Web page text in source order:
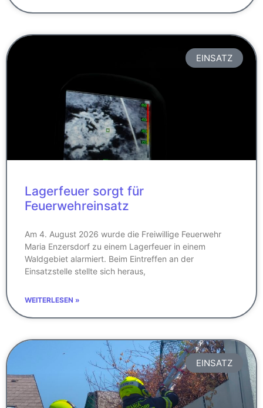
EINSATZ
Lagerfeuer sorgt für
Feuerwehreinsatz
Am 4. August 2026 wurde die Freiwillige Feuerwehr
Maria Enzersdorf zu einem Lagerfeuer in einem
Waldgebiet alarmiert. Beim Eintreffen an der
Einsatzstelle stellte sich heraus,
WEITERLESEN »
EINSATZ